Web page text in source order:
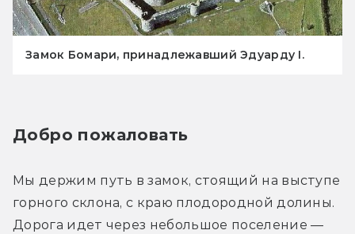
Замок Бомари, принадлежавший Эдуарду I.
Добро пожаловать
Мы держим путь в замок, стоящий на выступе
горного склона, с краю плодородной долины.
Дорога идет через небольшое поселение —